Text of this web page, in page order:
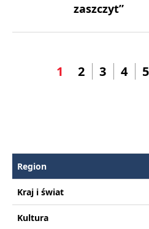
zaszczyt”
1 2 3 4 5
Region
Kraj i świat
Kultura